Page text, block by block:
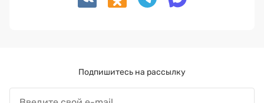
Подпишитесь на рассылку